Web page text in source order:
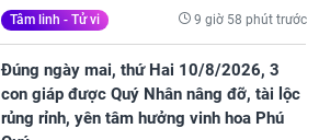
Tâm linh - Tử vi 9 giờ 58 phút trước
Đúng ngày mai, thứ Hai 10/8/2026, 3
con giáp được Quý Nhân nâng đỡ, tài lộc
rủng rỉnh, yên tâm hưởng vinh hoa Phú